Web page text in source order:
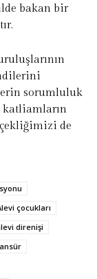
bakan bir
sorumluluk
katliamların
de
çocukları
direnişi